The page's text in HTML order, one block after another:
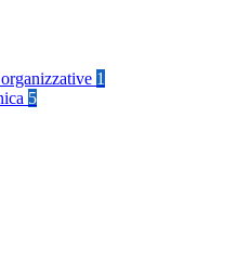
1
5